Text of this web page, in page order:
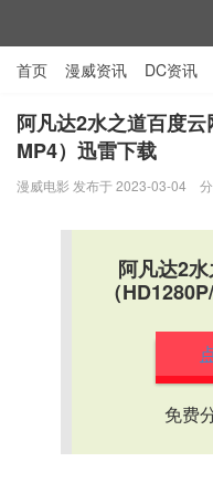
首页 漫威资讯 DC资讯
电视剧资源 漫威图片
阿凡达2水之道百度
MP4）迅雷下载
漫威电影 发布于 2023-03-04
阿凡达2
（
免费